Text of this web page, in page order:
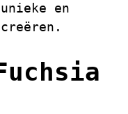
en